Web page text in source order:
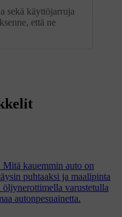
sekä käyttöjarruja
että ne
Mitä kauemmin auto on
puhtaaksi ja maalipinta
öljynerottimella varustetulla
autonpesuainetta.